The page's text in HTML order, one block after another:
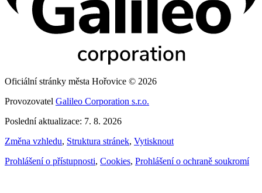
Oficiální stránky města Hořovice © 2026
Provozovatel Galileo Corporation s.r.o.
Poslední aktualizace: 7. 8. 2026
Změna vzhledu, Struktura stránek, Vytisknout
Prohlášení o přístupnosti, Cookies, Prohlášení o ochraně soukromí